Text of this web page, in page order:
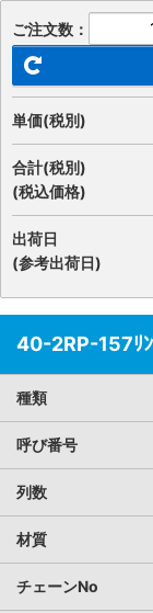
ご注文数：
単価(税別)
合計(税別)
(税込価格)
出荷日
(参考出荷日)
40-2RP-157ﾘ
種類
呼び番号
列数
材質
チェーンNo